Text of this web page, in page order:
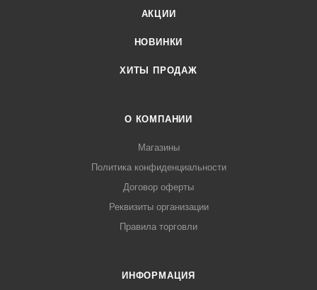
заказать можно по телефону +7 (499) 394-31-03 или онлайн
через корзину личного кабинета.
АКЦИИ
НОВИНКИ
ХИТЫ ПРОДАЖ
О КОМПАНИИ
Магазины
Политика конфиденциальности
Договор оферты
Реквизиты организации
Правила торговли
ИНФОРМАЦИЯ